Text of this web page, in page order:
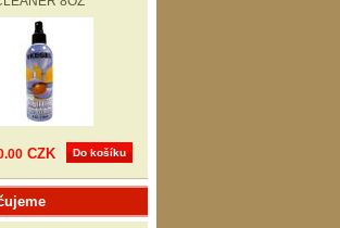
Do košíku
CZK